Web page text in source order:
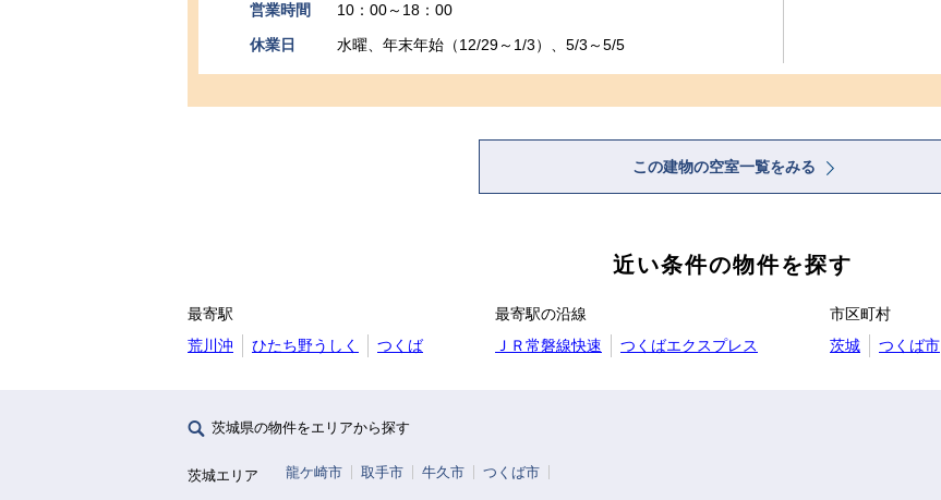
営業時間
10：00～18：00
休業日
水曜、年末年始（12/29～1/3）、5/3～5/5
この建物の空室一覧をみる
近い条件の物件を探す
最寄駅
荒川沖
ひたち野うしく つくば
最寄駅の沿線
ＪＲ常磐線快速
つくばエクスプレス
市区町村
茨城
つくば市
茨城県の物件をエリアから探す
茨城エリア 龍ケ崎市 取手市 牛久市 つくば市